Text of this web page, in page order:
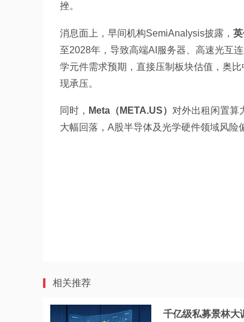
挫。
消息面上，早间机构SemiAnalysis披露，
至2028年，导致高端AI服务器、高速光互
学元件需求预期，直接压制板块估值，奥
现承压。
同时， Meta（META.US） 对外出租闲置算
大幅回落，A股半导体及光学硬件领域风险
相关推荐
千亿级私募景林大